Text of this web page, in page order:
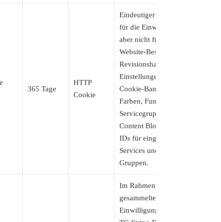
365 Tage
HTTP
Cookie
Eindeutiger Identifikator
für die Einwilligung,
aber nicht für den
Website-Besucher.
Revisionshash für die
Einstellungen des
Cookie-Banners (Texte,
Farben, Funktionen,
Servicegruppen, Dienste,
Content Blocker usw.).
IDs für eingewilligte
Services und Service-
Gruppen.
Im Rahmen von TCF
gesammelte
Einwilligungen, die im